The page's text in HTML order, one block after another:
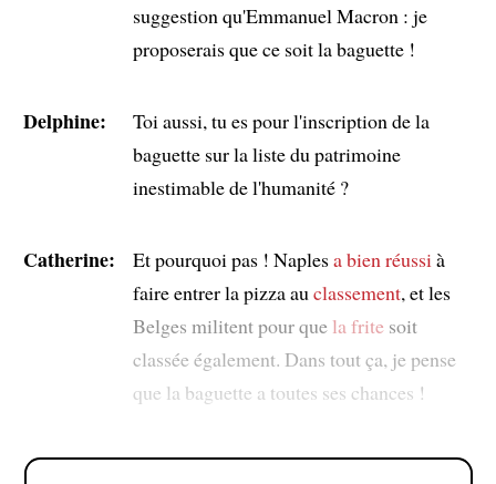
suggestion qu'Emmanuel Macron : je
proposerais que ce soit la baguette !
Delphine:
Toi aussi, tu es pour l'inscription de la
baguette sur la liste du patrimoine
inestimable de l'humanité ?
Catherine: Et pourquoi pas ! Naplesa bien réussi à
faire entrer la pizza au classement, et les
Belges militent pour que la fritesoit
classée également. Dans tout ça, je pense
que la baguette a toutes ses chances !